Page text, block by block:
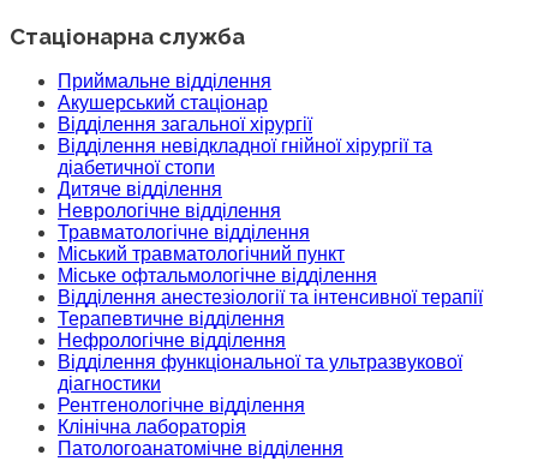
Стаціонарна служба
Приймальне відділення
Акушерський стаціонар
Відділення загальної хірургії
Відділення невідкладної гнійної хірургії та
діабетичної стопи
Дитяче відділення
Неврологічне відділення
Травматологічне відділення
Міський травматологічний пункт
Міське офтальмологічне відділення
Відділення анестезіології та інтенсивної терапії
Терапевтичне відділення
Нефрологічне відділення
Відділення функціональної та ультразвукової
діагностики
Рентгенологічне відділення
Клінічна лабораторія
Патологоанатомічне відділення